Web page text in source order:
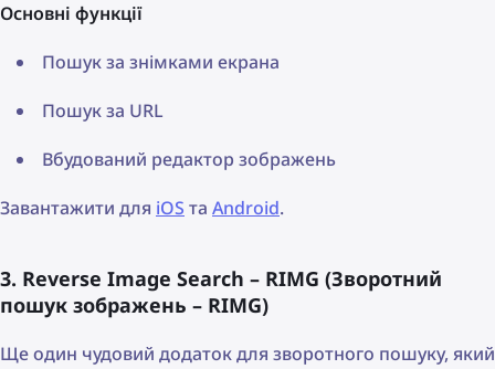
Основні функції
Пошук за знімками екрана
Пошук за URL
Вбудований редактор зображень
Завантажити для iOS та Android.
3. Reverse Image Search – RIMG (Зворотний
пошук зображень – RIMG)
Ще один чудовий додаток для зворотного пошуку, який